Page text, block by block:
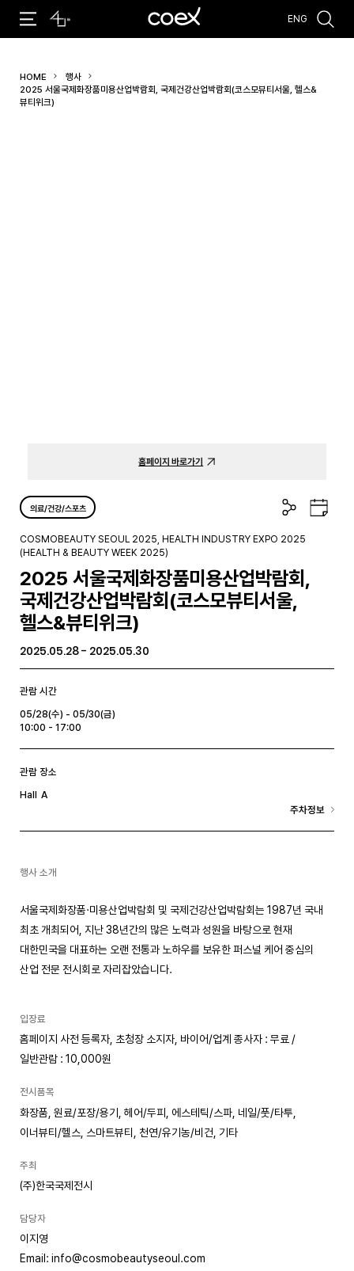
#코엑스 전시
#컨퍼런스
ENG
HOME
행사
2025 서울국제화장품미용산업박람회, 국제건강산업박람회(코스모뷰티서울, 헬스&
뷰티위크)
홈페이지 바로가기
의료/건강/스포츠
공
유
하
구
글
캘
COSMOBEAUTY SEOUL 2025, HEALTH INDUSTRY EXPO 2025
(HEALTH & BEAUTY WEEK 2025)
2025 서울국제화장품미용산업박람회,
국제건강산업박람회(코스모뷰티서울,
헬스&뷰티위크)
2025.05.28 - 2025.05.30
관람 시간
05/28(수) - 05/30(금)
10:00 - 17:00
관람 장소
Hall A
주차정보
행사 소개
서울국제화장품·미용산업박람회 및 국제건강산업박람회는 1987년 국내
최초 개최되어, 지난 38년간의 많은 노력과 성원을 바탕으로 현재
대한민국을 대표하는 오랜 전통과 노하우를 보유한 퍼스널 케어 중심의
산업 전문 전시회로 자리잡았습니다.
입장료
홈페이지 사전 등록자, 초청장 소지자, 바이어/업계 종사자 : 무료 /
일반관람 : 10,000원
전시품목
화장품, 원료/포장/용기, 헤어/두피, 에스테틱/스파, 네일/풋/타투,
이너뷰티/헬스, 스마트뷰티, 천연/유기농/비건, 기타
주최
(주)한국국제전시
담당자
이지영
Email: info@cosmobeautyseoul.com